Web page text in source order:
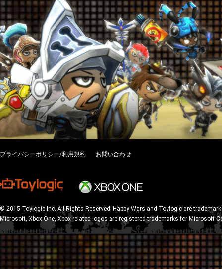
プライバシーポリシー/利用規約 お問い合わせ
© 2015 Toylogic Inc. All Rights Reserved. Happy Wars and Toylogic are
Microsoft, Xbox One, Xbox related logos are registered trademarks for Microsoft